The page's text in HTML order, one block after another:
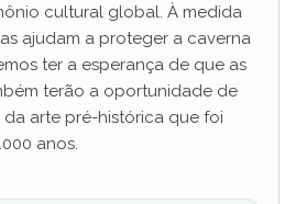
cultural global. À medida
ajudam a proteger a caverna
ter a esperança de que as
terão a oportunidade de
arte pré-histórica que foi
anos.